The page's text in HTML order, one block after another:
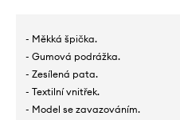
- Měkká špička.
- Gumová podrážka.
- Zesílená pata.
- Textilní vnitřek.
- Model se zavazováním.